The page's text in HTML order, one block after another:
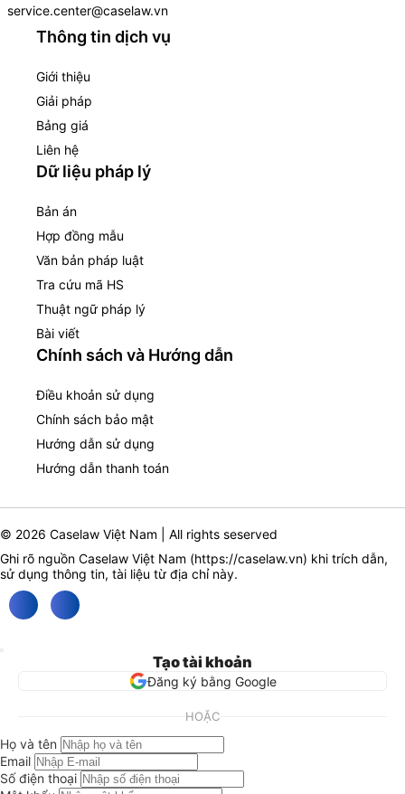
service.center@caselaw.vn
Thông tin dịch vụ
Giới thiệu
Giải pháp
Bảng giá
Liên hệ
Dữ liệu pháp lý
Bản án
Hợp đồng mẫu
Văn bản pháp luật
Tra cứu mã HS
Thuật ngữ pháp lý
Bài viết
Chính sách và Hướng dẫn
Điều khoản sử dụng
Chính sách bảo mật
Hướng dẫn sử dụng
Hướng dẫn thanh toán
© 2026 Caselaw Việt Nam | All rights seserved
Ghi rõ nguồn Caselaw Việt Nam (https://caselaw.vn) khi trích dẫn,
sử dụng thông tin, tài liệu từ địa chỉ này.
Tạo tài khoản
Đăng ký bằng Google
HOẶC
Họ và tên
Email
Số điện thoại